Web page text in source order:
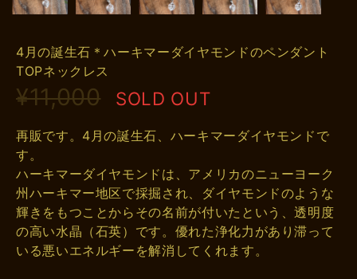
4月の誕生石＊ハーキマーダイヤモンドのペンダント
TOPネックレス
¥11,000 SOLD OUT
再販です。4月の誕生石、ハーキマーダイヤモンドで
す。
ハーキマーダイヤモンドは、アメリカのニューヨーク
州ハーキマー地区で採掘され、ダイヤモンドのような
輝きをもつことからその名前が付いたという、透明度
の高い水晶（石英）です。優れた浄化力があり滞って
いる悪いエネルギーを解消してくれます。